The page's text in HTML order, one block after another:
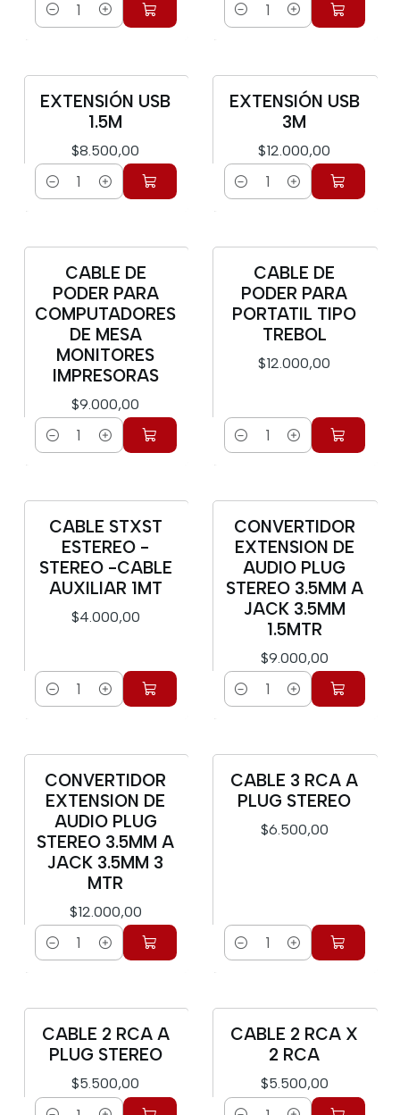
Cantidad Cantidad
EXTENSIÓN USB
1.5M
$8.500,00
Cantidad
EXTENSIÓN USB
3M
$12.000,00
Cantidad
CABLE DE
PODER PARA
COMPUTADORES
DE MESA
MONITORES
IMPRESORAS
$9.000,00
Cantidad
CABLE DE
PODER PARA
PORTATIL TIPO
TREBOL
$12.000,00
Cantidad
CABLE STXST
ESTEREO -
STEREO -CABLE
AUXILIAR 1MT
$4.000,00
Cantidad
CONVERTIDOR
EXTENSION DE
AUDIO PLUG
STEREO 3.5MM A
JACK 3.5MM
1.5MTR
$9.000,00
Cantidad
CONVERTIDOR
EXTENSION DE
AUDIO PLUG
STEREO 3.5MM A
JACK 3.5MM 3
MTR
$12.000,00
Cantidad
CABLE 3 RCA A
PLUG STEREO
$6.500,00
Cantidad
CABLE 2 RCA A
PLUG STEREO
$5.500,00
CABLE 2 RCA X
2 RCA
$5.500,00